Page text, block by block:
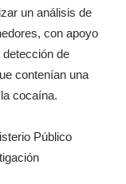
un análisis de
con apoyo
de
contenían una
cocaína.
Público